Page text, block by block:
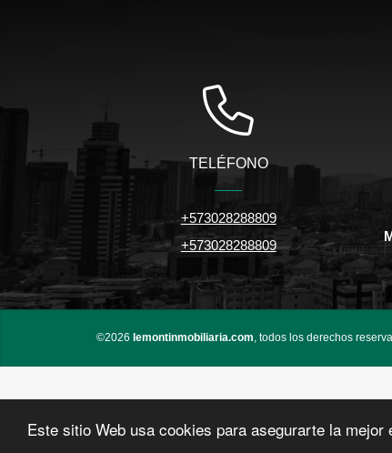
Este sitio Web usa cookies para asegurarte la mejor
TELÉFONO
+573028288809
+573028288809
©2026 lemontinmobiliaria.com, todos los derechos